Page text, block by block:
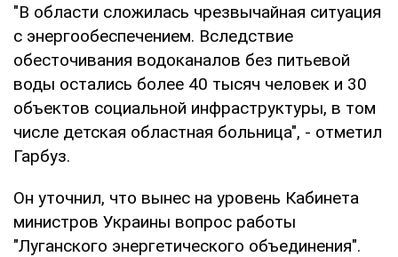
"В области сложилась чрезвычайная ситуация
с энергообеспечением. Вследствие
обесточивания водоканалов без питьевой
воды остались более 40 тысяч человек и 30
объектов социальной инфраструктуры, в том
числе детская областная больница", - отметил
Гарбуз.
Он уточнил, что вынес на уровень Кабинета
министров Украины вопрос работы
"Луганского энергетического объединения".